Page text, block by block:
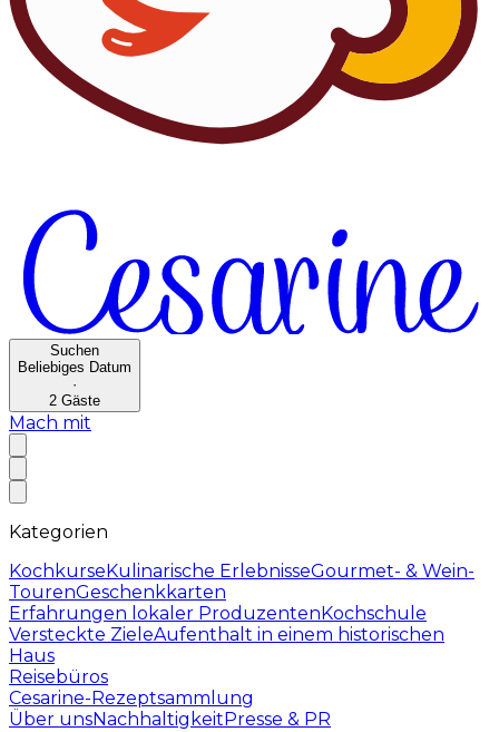
Suchen
Beliebiges Datum
·
2 Gäste
Mach mit
Kategorien
KochkurseKulinarische ErlebnisseGourmet- & Wein-
TourenGeschenkkarten
Erfahrungen lokaler ProduzentenKochschule
Versteckte ZieleAufenthalt in einem historischen
Haus
Reisebüros
Cesarine-Rezeptsammlung
Über unsNachhaltigkeitPresse & PR